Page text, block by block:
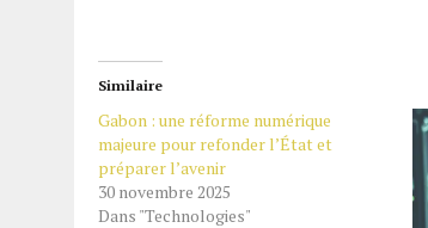
Similaire
Gabon : une réforme numérique
majeure pour refonder l’État et
préparer l’avenir
30 novembre 2025
Dans "Technologies"